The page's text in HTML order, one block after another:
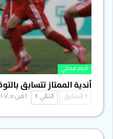
قدم محلي
أندية الممتاز تتسابق
السابق التالي